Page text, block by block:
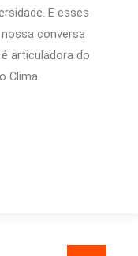
E esses
conversa
articuladora do
Clima.